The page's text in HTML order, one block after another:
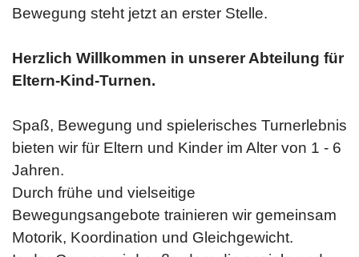
Bewegung steht jetzt an erster Stelle.
Herzlich Willkommen in unserer Abteilung für
Eltern-Kind-Turnen.
Spaß, Bewegung und spielerisches Turnerlebnis
bieten wir für Eltern und Kinder im Alter von 1 - 6
Jahren.
Durch frühe und vielseitige
Bewegungsangebote trainieren wir gemeinsam
Motorik, Koordination und Gleichgewicht.